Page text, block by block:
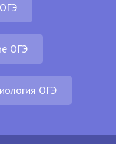
ОГЭ
ОГЭ